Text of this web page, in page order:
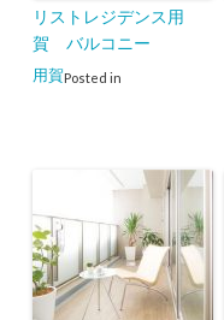
リストレジデンス用
賀 バルコニー
Posted in
用賀